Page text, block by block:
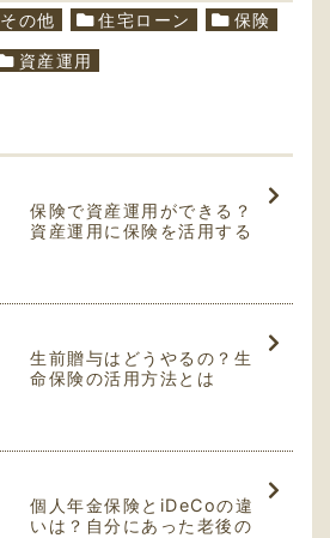
その他 住宅ローン 保険
資産運用
保険で資産運用ができる？
資産運用に保険を活用する
生前贈与はどうやるの？生
命保険の活用方法とは
個人年金保険とiDeCoの違
いは？自分にあった老後の